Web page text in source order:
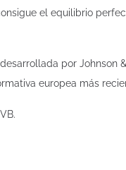
el equilibrio
por Johnson
europea más